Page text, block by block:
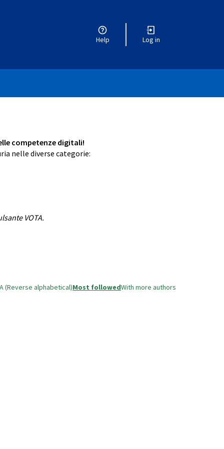
Help Log in
competenze digitali!
nelle diverse categorie:
VOTA.
(Reverse alphabetical)Most followedWith more authors